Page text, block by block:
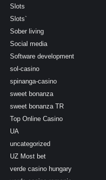
Slots
Slots`
Sober living
Social media
Software development
sol-casino
spinanga-casino
sweet bonanza
sweet bonanza TR
Top Online Casino
UA
uncategorized
UZ Most bet
verde casino hungary